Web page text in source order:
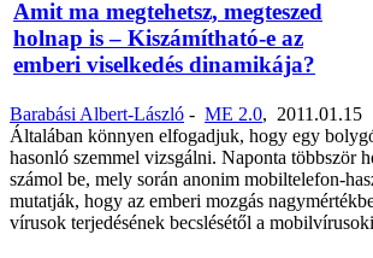
Amit ma megtehetsz, megteszed
holnap is – Kiszámítható-e az
emberi viselkedés dinamikája?
Barabási Albert-László - ME 2.0, 2011.01.15
Általában könnyen elfogadjuk, hogy egy
hasonló szemmel vizsgálni. Naponta többször
számol be, mely során anonim mobiltelefon-
mutatják, hogy az emberi mozgás
vírusok terjedésének becslésétől a